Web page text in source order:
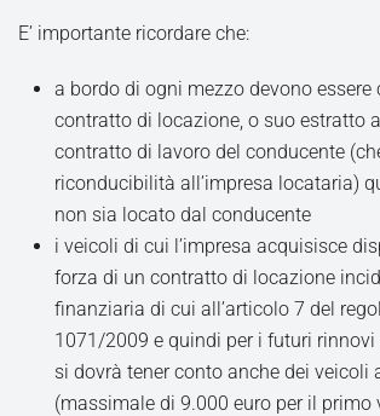
E’ importante ricordare che:
a bordo di ogni mezzo devono essere
contratto di locazione, o suo estratto
contratto di lavoro del conducente
riconducibilità all’impresa locataria)
non sia locato dal conducente
i veicoli di cui l’impresa acquisisce
forza di un contratto di locazione
finanziaria di cui all’articolo 7 del
1071/2009 e quindi per i futuri
si dovrà tener conto anche dei veicoli
(massimale di 9.000 euro per il primo